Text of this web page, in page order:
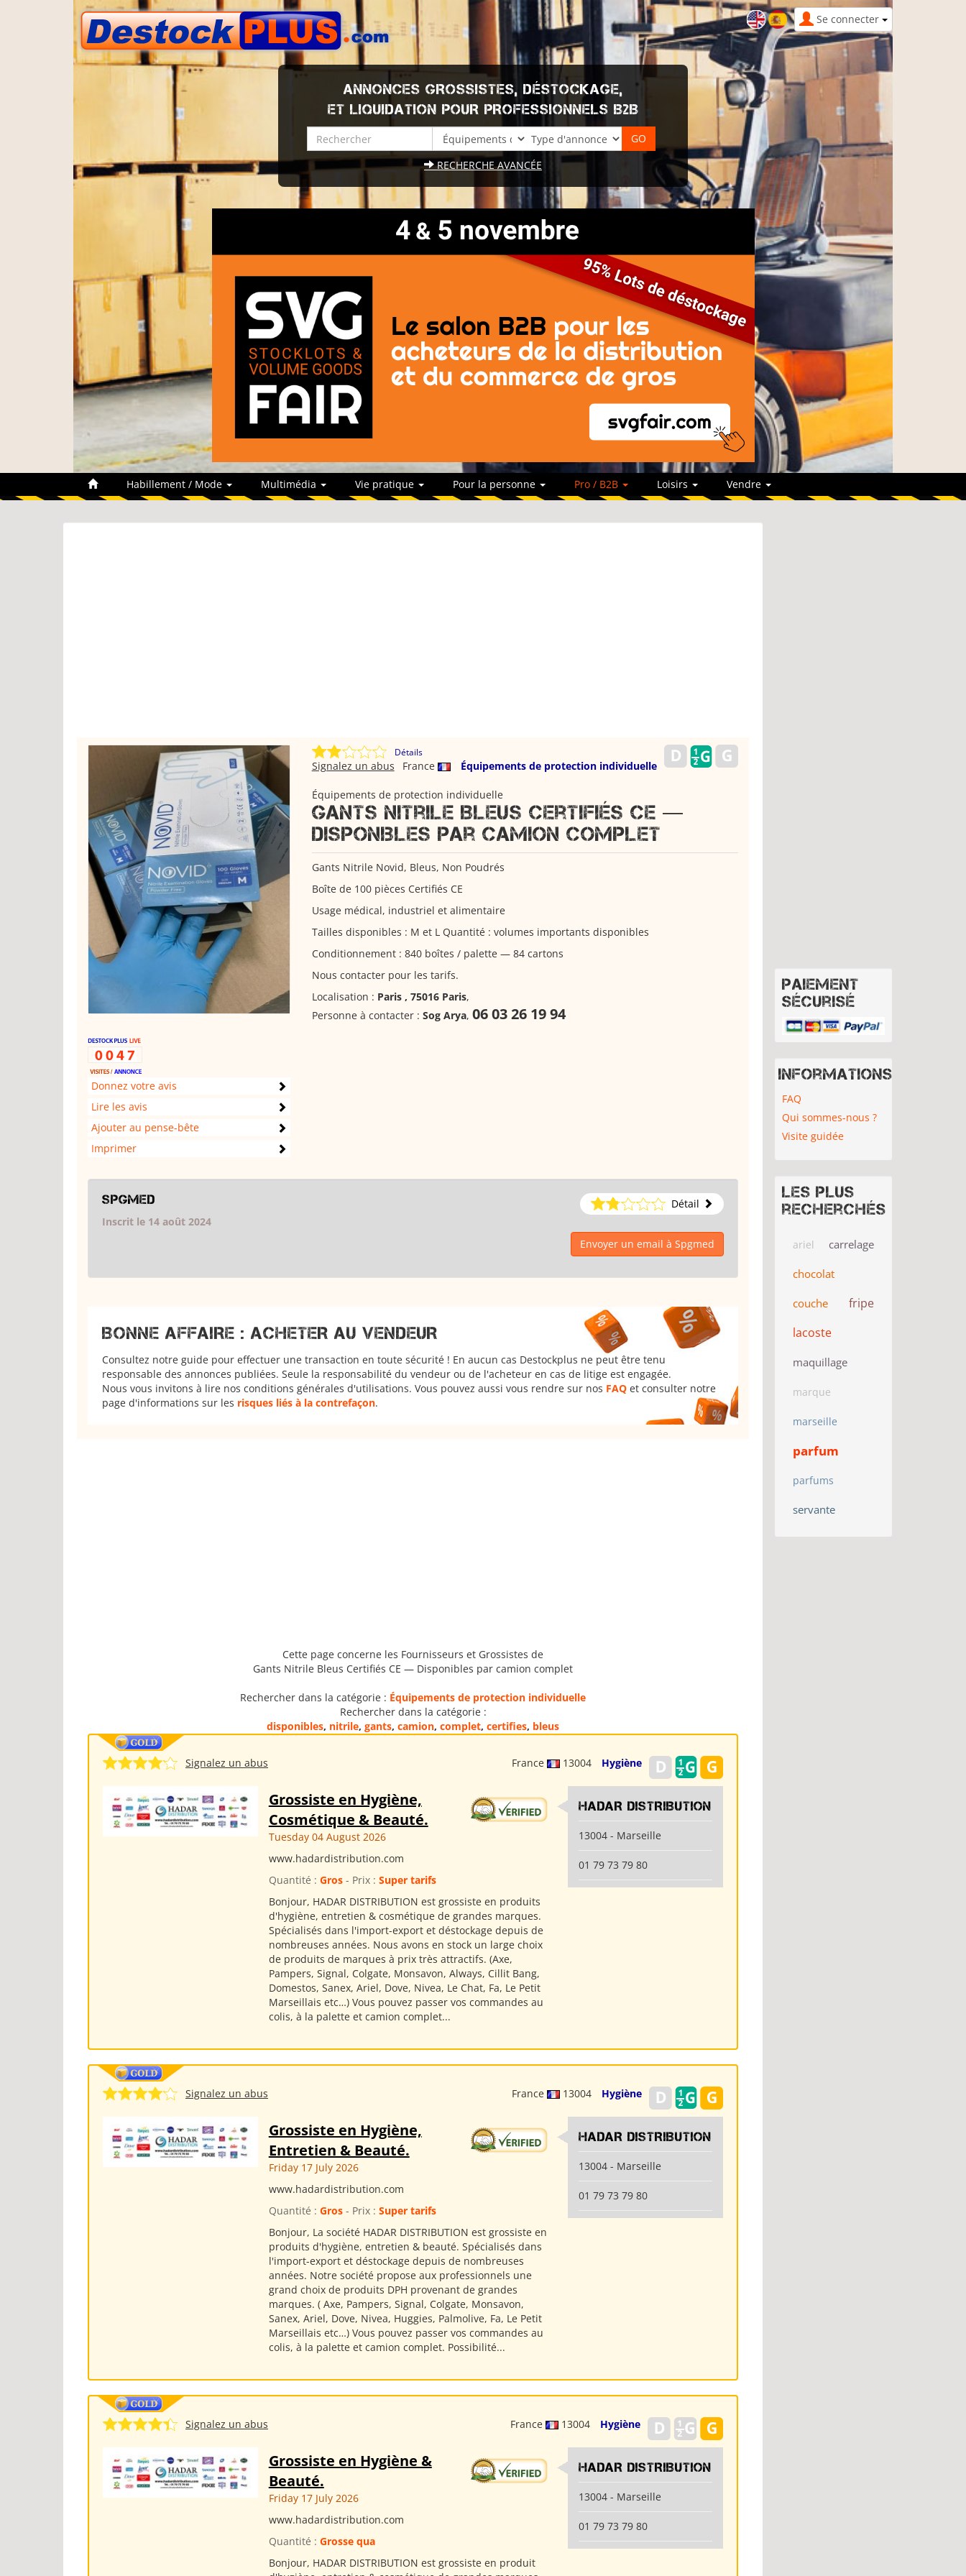
Se connecter
ANNONCES GROSSISTES, DÉSTOCKAGE,
ET LIQUIDATION POUR PROFESSIONNELS B2B
RECHERCHE AVANCÉE
Habillement / Mode Multimédia Vie pratique Pour la personne Pro / B2B Loisirs Vendre
Donnez votre avis
Lire les avis
Ajouter au pense-bête
Imprimer
Détails
France Équipements de protection individuelle
Signalez un abus
Équipements de protection individuelle
Gants Nitrile Bleus Certifiés CE —
Disponibles par camion complet
Gants Nitrile Novid, Bleus, Non Poudrés
Boîte de 100 pièces Certifiés CE
Usage médical, industriel et alimentaire
Tailles disponibles : M et L Quantité : volumes importants disponibles
Conditionnement : 840 boîtes / palette — 84 cartons
Nous contacter pour les tarifs.
Localisation : Paris , 75016 Paris,
Personne à contacter : Sog Arya, 06 03 26 19 94
Spgmed
Détail
Inscrit le 14 août 2024
Envoyer un email à Spgmed
BONNE AFFAIRE : ACHETER AU VENDEUR
Consultez notre guide pour effectuer une transaction en toute sécurité ! En aucun cas Destockplus ne peut être tenu
responsable des annonces publiées. Seule la responsabilité du vendeur ou de l'acheteur en cas de litige est engagée.
Nous vous invitons à lire nos conditions générales d'utilisations. Vous pouvez aussi vous rendre sur nos FAQ et consulter notre
page d'informations sur les risques liés à la contrefaçon.
Cette page concerne les Fournisseurs et Grossistes de
Gants Nitrile Bleus Certifiés CE — Disponibles par camion complet
Rechercher dans la catégorie : Équipements de protection individuelle
Rechercher dans la catégorie :
disponibles, nitrile, gants, camion, complet, certifies, bleus
France 13004 Hygiène
Signalez un abus
Grossiste en Hygiène,
Cosmétique & Beauté.
Tuesday 04 August 2026
www.hadardistribution.com
Quantité : Gros- Prix : Super tarifs
Bonjour, HADAR DISTRIBUTION est grossiste en produits
d'hygiène, entretien & cosmétique de grandes marques.
Spécialisés dans l'import-export et déstockage depuis de
nombreuses années. Nous avons en stock un large choix
de produits de marques à prix très attractifs. (Axe,
Pampers, Signal, Colgate, Monsavon, Always, Cillit Bang,
Domestos, Sanex, Ariel, Dove, Nivea, Le Chat, Fa, Le Petit
Marseillais etc…) Vous pouvez passer vos commandes au
colis, à la palette et camion complet...
HADAR DISTRIBUTION
13004 - Marseille
01 79 73 79 80
France 13004 Hygiène
Signalez un abus
Grossiste en Hygiène,
Entretien & Beauté.
Friday 17 July 2026
www.hadardistribution.com
Quantité : Gros- Prix : Super tarifs
Bonjour, La société HADAR DISTRIBUTION est grossiste en
produits d'hygiène, entretien & beauté. Spécialisés dans
l'import-export et déstockage depuis de nombreuses
années. Notre société propose aux professionnels une
grand choix de produits DPH provenant de grandes
marques. ( Axe, Pampers, Signal, Colgate, Monsavon,
Sanex, Ariel, Dove, Nivea, Huggies, Palmolive, Fa, Le Petit
Marseillais etc…) Vous pouvez passer vos commandes au
colis, à la palette et camion complet. Possibilité...
HADAR DISTRIBUTION
13004 - Marseille
01 79 73 79 80
France 13004 Hygiène
Signalez un abus
Grossiste en Hygiène &
Beauté.
Friday 17 July 2026
www.hadardistribution.com
Quantité : Grosse qua
Bonjour, HADAR DISTRIBUTION est grossiste en produit
HADAR DISTRIBUTION
13004 - Marseille
01 79 73 79 80
Paiement
sécurisé
Informations
FAQ
Qui sommes-nous ?
Visite guidée
Les plus
recherchés
ariel carrelage
chocolat
couche
fripe
lacoste
maquillage
marque
marseille
parfum
parfums
servante